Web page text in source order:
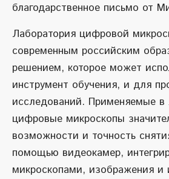
благодарственное письмо от
Лаборатория цифровой
современным российским
решением, которое может
инструмент обучения, и для
исследований. Применяемые в
цифровые микроскопы
возможности и точность
помощью видеокамер,
микроскопами, изображения